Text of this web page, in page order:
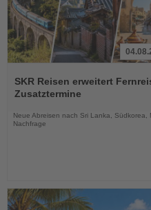
Sie
die
SKR Reisen erweitert
Zusatztermine
Neue Abreisen nach Sri Lanka,
Nachfrage